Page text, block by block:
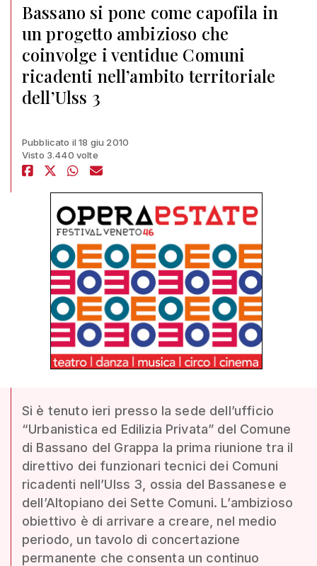
Bassano si pone come capofila in
un progetto ambizioso che
coinvolge i ventidue Comuni
ricadenti nell’ambito territoriale
dell’Ulss 3
Pubblicato il 18 giu 2010
Visto 3.440 volte
Si è tenuto ieri presso la sede dell’ufficio
“Urbanistica ed Edilizia Privata” del Comune
di Bassano del Grappa la prima riunione tra il
direttivo dei funzionari tecnici dei Comuni
ricadenti nell’Ulss 3, ossia del Bassanese e
dell’Altopiano dei Sette Comuni. L’ambizioso
obiettivo è di arrivare a creare, nel medio
periodo, un tavolo di concertazione
permanente che consenta un continuo